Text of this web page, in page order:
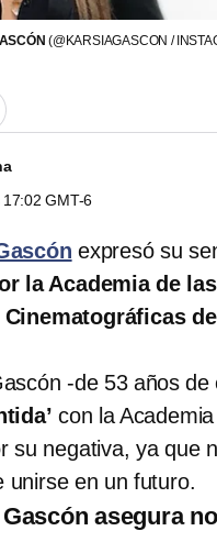
(@KARSIAGASCON /
GMT-6
expresó su
la Academia de
Cinematográficas de
-de 53 años de
con la
su negativa, ya que
unirse en un futuro.
asegura